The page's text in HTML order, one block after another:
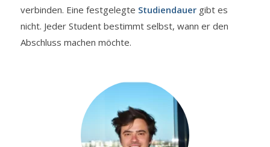
verbinden. Eine festgelegte Studiendauergibt es
nicht. Jeder Student bestimmt selbst, wann er den
Abschluss machen möchte.